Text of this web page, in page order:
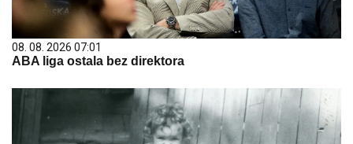
08. 08. 2026 07:01
ABA liga ostala bez direktora